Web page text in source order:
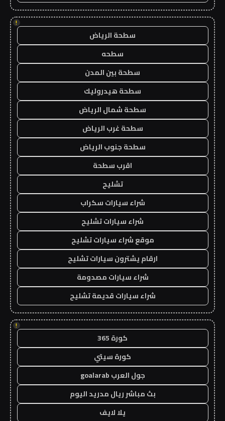
!
سطحة الرياض
سطحه
سطحة بين المدن
سطحة هيدروليك
سطحة شمال الرياض
سطحة غرب الرياض
سطحة جنوب الرياض
اقرب سطحة
تشليح
شراء سيارات سكراب
شراء سيارات تشليح
موقع شراء سيارات تشليح
ارقام يشترون سيارات تشليح
شراء سيارات مصدومة
شراء سيارات قديمة تشليح
!
كورة 365
كورة سيتي
جول العرب goalarab
بث مباشر ريال مدريد اليوم
يلا لايف